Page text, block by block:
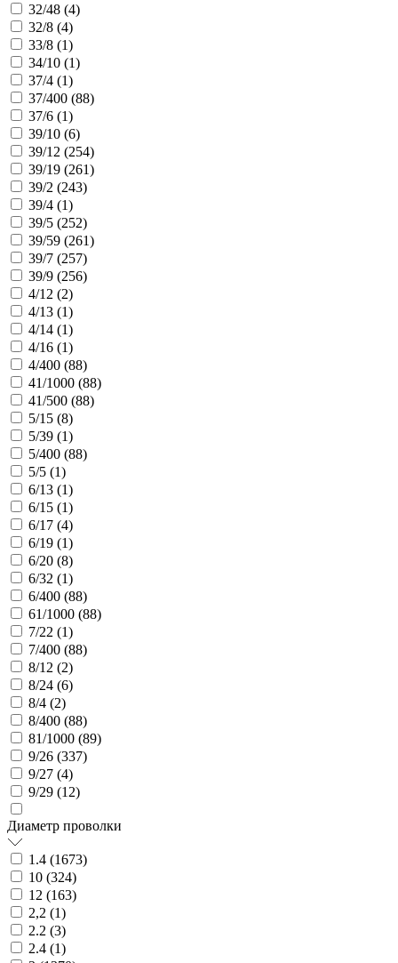
32/48 (4)
32/8 (4)
33/8 (1)
34/10 (1)
37/4 (1)
37/400 (88)
37/6 (1)
39/10 (6)
39/12 (254)
39/19 (261)
39/2 (243)
39/4 (1)
39/5 (252)
39/59 (261)
39/7 (257)
39/9 (256)
4/12 (2)
4/13 (1)
4/14 (1)
4/16 (1)
4/400 (88)
41/1000 (88)
41/500 (88)
5/15 (8)
5/39 (1)
5/400 (88)
5/5 (1)
6/13 (1)
6/15 (1)
6/17 (4)
6/19 (1)
6/20 (8)
6/32 (1)
6/400 (88)
61/1000 (88)
7/22 (1)
7/400 (88)
8/12 (2)
8/24 (6)
8/4 (2)
8/400 (88)
81/1000 (89)
9/26 (337)
9/27 (4)
9/29 (12)
Диаметр проволки
1.4 (1673)
10 (324)
12 (163)
2,2 (1)
2.2 (3)
2.4 (1)